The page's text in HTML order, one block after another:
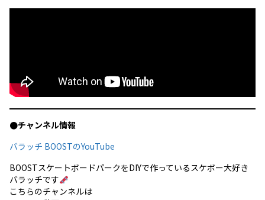
●チャンネル情報
バラッチ BOOSTのYouTube
BOOSTスケートボードパークをDIYで作っているスケボー大好き
バラッチです
こちらのチャンネルは